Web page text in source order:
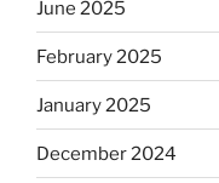
June 2025
February 2025
January 2025
December 2024